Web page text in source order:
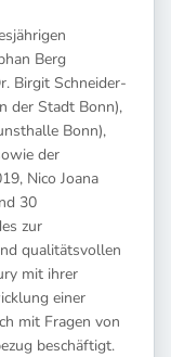
Berg
Birgit Schneider-
der Stadt Bonn),
Bonn),
der
Nico Joana
30
zur
qualitätsvollen
mit ihrer
einer
mit Fragen von
beschäftigt.